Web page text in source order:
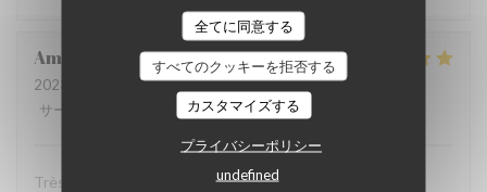
全てに同意する
すべてのクッキーを拒否する
カスタマイズする
プライバシーポリシー
undefined
Amélie
2023-07-13
- 20:30 - ゲスト 8
サービス
5/5 メニュー: 5/5
Très bel accueil, très bon ! Merci !